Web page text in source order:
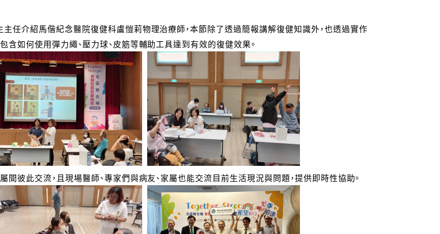
任介紹馬偕紀念醫院復健科盧愷莉物理治療師，本節除了透過簡報講解復健知識外，也透過實作
含如何使用彈力繩、壓力球、皮筋等輔助工具達到有效的復健效果。
彼此交流，且現場醫師、專家們與病友、家屬也能交流目前生活現況與問題，提供即時性協助。